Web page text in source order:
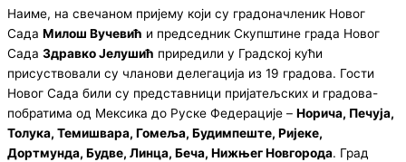
Наиме, на свечаном пријему који су градоначленик Новог
Сада Милош Вучевић и председник Скупштине града Новог
Сада Здравко Јелушић приредили у Градској кући
присуствовали су чланови делегација из 19 градова. Гости
Новог Сада били су представници пријатељских и градова-
побратима од Мексика до Руске Федерације – Норича, Печуја,
Толука, Темишвара, Гомеља, Будимпеште, Ријеке,
Дортмунда, Будве, Линца, Беча, Нижњег Новгорода. Град